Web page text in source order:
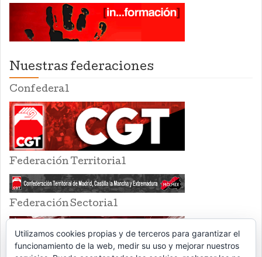
Nuestras federaciones
Confederal
Federación Territorial
Federación Sectorial
Utilizamos cookies propias y de terceros para garantizar el
funcionamiento de la web, medir su uso y mejorar nuestros